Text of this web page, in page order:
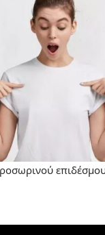
επιδέσμου